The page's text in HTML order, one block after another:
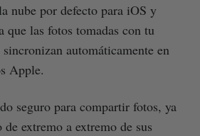
nube por defecto para iOS y
las fotos tomadas con tu
automáticamente en
Apple.
seguro para compartir fotos, ya
extremo a extremo de sus